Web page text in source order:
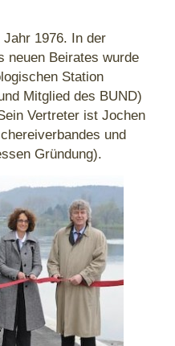
1976. In der
neuen Beirates wurde
Station
Mitglied des BUND)
Vertreter ist Jochen
und
Gründung).